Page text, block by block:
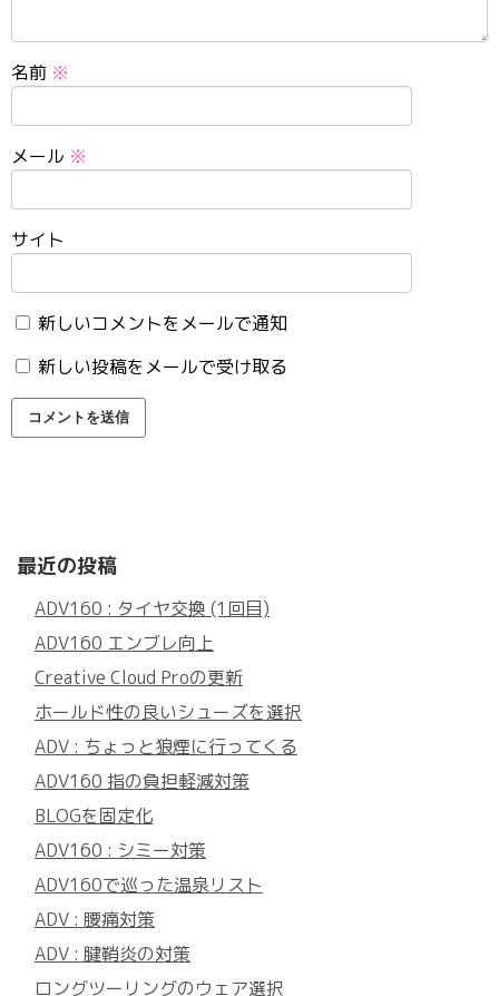
名前 ※
メール ※
サイト
新しいコメントをメールで通知
新しい投稿をメールで受け取る
最近の投稿
ADV160 : タイヤ交換 (1回目)
ADV160 エンブレ向上
Creative Cloud Proの更新
ホールド性の良いシューズを選択
ADV : ちょっと狼煙に行ってくる
ADV160 指の負担軽減対策
BLOGを固定化
ADV160 : シミー対策
ADV160で巡った温泉リスト
ADV : 腰痛対策
ADV : 腱鞘炎の対策
ロングツーリングのウェア選択